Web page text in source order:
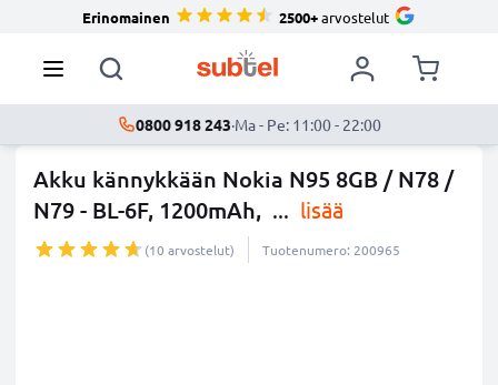
Erinomainen 2500+arvostelut
0800 918 243·Ma - Pe: 11:00 - 22:00
Akku kännykkään Nokia N95 8GB / N78 /
N79 - BL-6F, 1200mAh, ... lisää
(10 arvostelut) Tuotenumero: 200965